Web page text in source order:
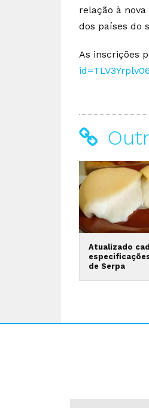
relação à
dos países do
As inscrições
Atualizado
de Serpa